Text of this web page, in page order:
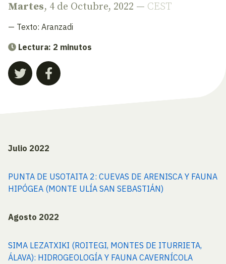
Martes, 4 de Octubre, 2022 — CEST
— Texto: Aranzadi
Lectura: 2 minutos
Julio 2022
PUNTA DE USOTAITA 2: CUEVAS DE ARENISCA Y FAUNA
HIPÓGEA (MONTE ULÍA SAN SEBASTIÁN)
Agosto 2022
SIMA LEZATXIKI (ROITEGI, MONTES DE ITURRIETA,
ÁLAVA): HIDROGEOLOGÍA Y FAUNA CAVERNÍCOLA